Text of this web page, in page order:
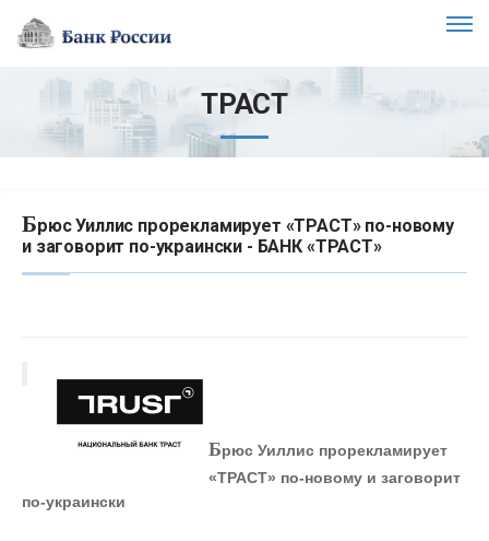
ТРАСТ
Брюс Уиллис прорекламирует «ТРАСТ» по-новому
и заговорит по-украински - БАНК «ТРАСТ»
Брюс Уиллис прорекламирует
«ТРАСТ» по-новому и заговорит
по-украински